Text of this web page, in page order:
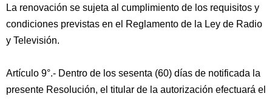
La renovación se sujeta al cumplimiento de los requisitos y
condiciones previstas en el Reglamento de la Ley de Radio
y Televisión.
Artículo 9°.- Dentro de los sesenta (60) días de notificada la
presente Resolución, el titular de la autorización efectuará el